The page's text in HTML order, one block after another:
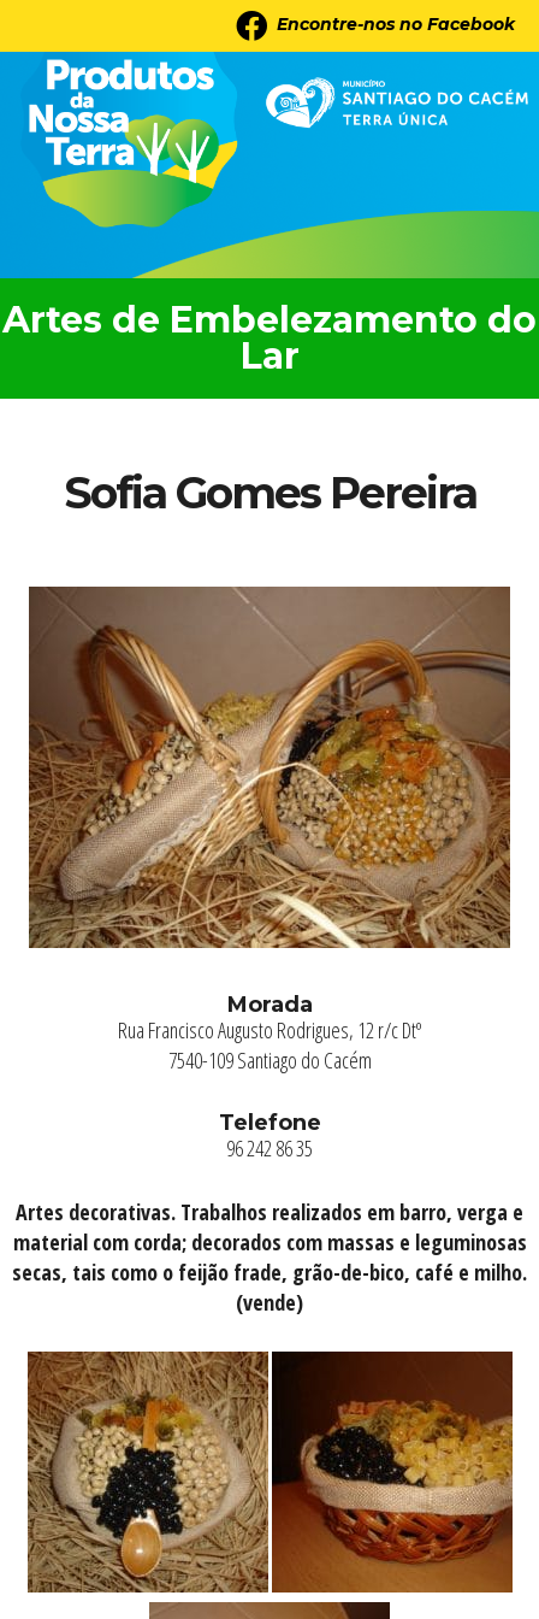
to
content
para
barra
principal
Encontre-nos no Facebook
Artes de Embelezamento do
Lar
Sofia Gomes Pereira
Morada
Rua Francisco Augusto Rodrigues, 12 r/c Dtº
7540-109 Santiago do Cacém
Telefone
96 242 86 35
Artes decorativas. Trabalhos realizados em barro, verga e
material com corda; decorados com massas e leguminosas
secas, tais como o feijão frade, grão-de-bico, café e milho.
(vende)